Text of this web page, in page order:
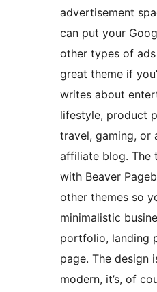
advertisement
can put your
other types of ads
great theme if
writes about
lifestyle, product
travel, gaming, or
affiliate blog. The
with Beaver
other themes so
minimalistic
portfolio, landing
page. The design
modern, it’s, of